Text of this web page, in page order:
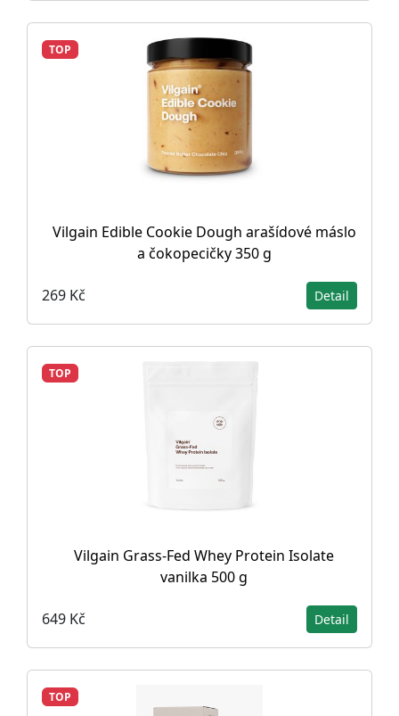
TOP
Vilgain Edible Cookie Dough arašídové máslo
a čokopecičky 350 g
269 Kč Detail
TOP
Vilgain Grass-Fed Whey Protein Isolate
vanilka 500 g
649 Kč Detail
TOP